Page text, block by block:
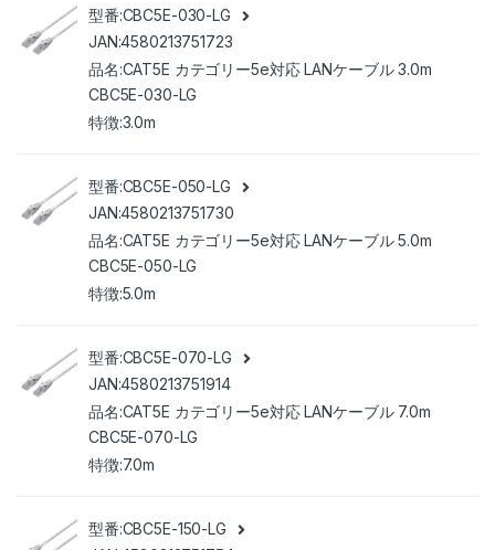
CBC5E-030-LG
4580213751723
CAT5E カテゴリー5e対応 LANケーブル 3.0m
CBC5E-030-LG
3.0m
CBC5E-050-LG
4580213751730
CAT5E カテゴリー5e対応 LANケーブル 5.0m
CBC5E-050-LG
5.0m
CBC5E-070-LG
4580213751914
CAT5E カテゴリー5e対応 LANケーブル 7.0m
CBC5E-070-LG
7.0m
CBC5E-150-LG